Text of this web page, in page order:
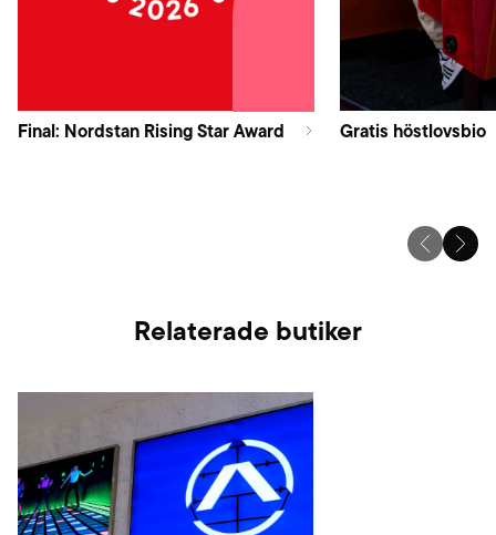
Final: Nordstan Rising Star Award Gratis höstlovsbio
Relaterade butiker